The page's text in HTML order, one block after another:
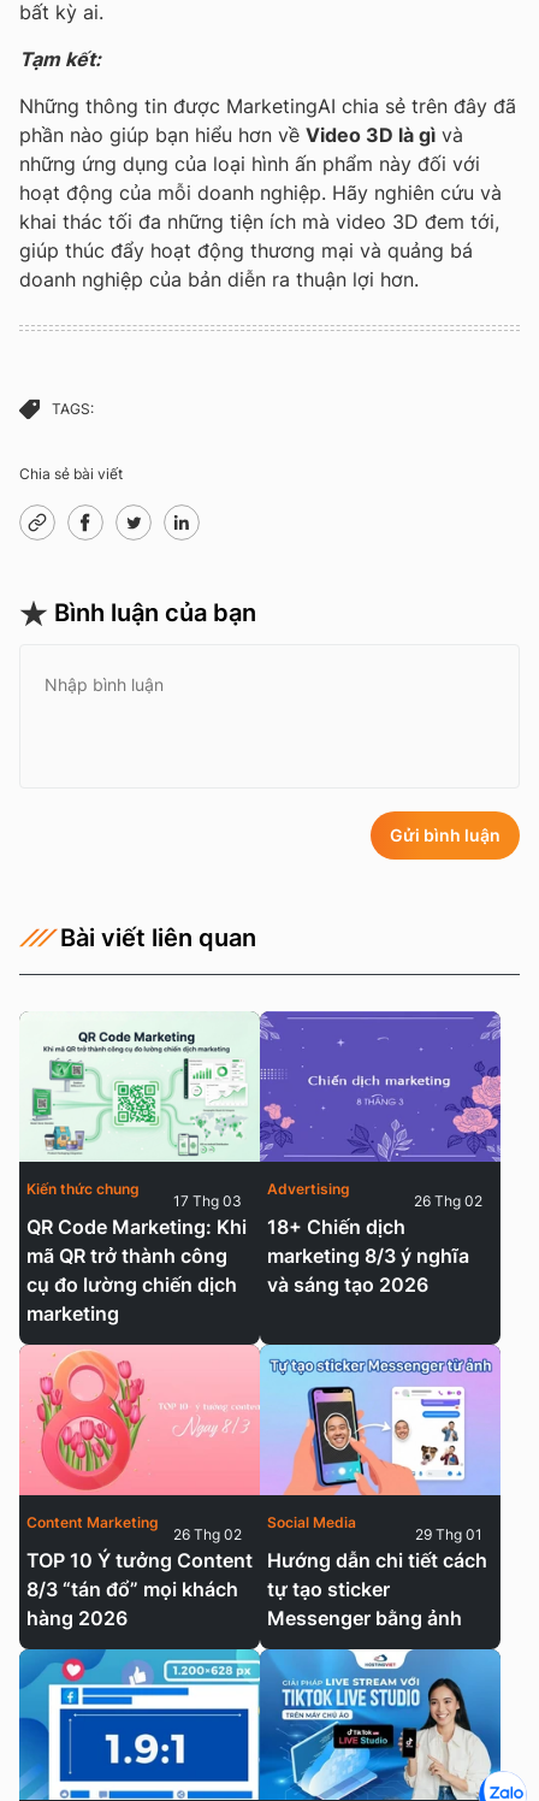
bất kỳ ai.
Tạm kết:
Những thông tin được MarketingAI chia sẻ trên đây đã
phần nào giúp bạn hiểu hơn về Video 3D là gì và
những ứng dụng của loại hình ấn phẩm này đối với
hoạt động của mỗi doanh nghiệp. Hãy nghiên cứu và
khai thác tối đa những tiện ích mà video 3D đem tới,
giúp thúc đẩy hoạt động thương mại và quảng bá
doanh nghiệp của bản diễn ra thuận lợi hơn.
TAGS:
Chia sẻ bài viết
Bình luận của bạn
Gửi bình luận
Bài viết liên quan
QR Code Marketing: Khi
mã QR trở thành công
cụ đo lường chiến dịch
marketing
Kiến thức chung
17 Thg 03
18+ Chiến dịch
marketing 8/3 ý nghĩa
và sáng tạo 2026
Advertising
26 Thg 02
TOP 10 Ý tưởng Content
8/3 “tán đổ” mọi khách
hàng 2026
Content Marketing
26 Thg 02
Hướng dẫn chi tiết cách
tự tạo sticker
Messenger bằng ảnh
Social Media
29 Thg 01